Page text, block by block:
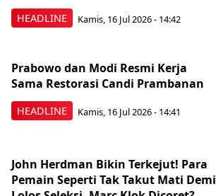
HEADLINE Kamis, 16 Jul 2026 - 14:42
HEADLINE
Prabowo dan Modi Resmi Kerja
Sama Restorasi Candi Prambanan
Kamis, 16 Jul 2026 - 14:41
John Herdman Bikin Terkejut! Para
Pemain Seperti Tak Takut Mati Demi